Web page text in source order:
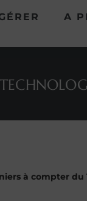
A
à compter du